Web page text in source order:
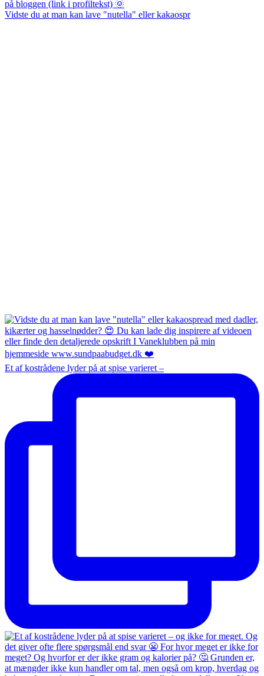
Vidste du at man kan lave "nutella" eller kakaospr
Et af kostrådene lyder på at spise varieret –